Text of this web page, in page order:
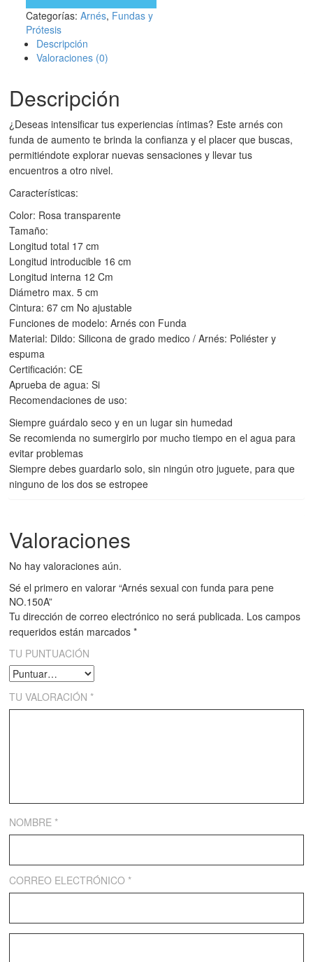
Categorías: Arnés, Fundas y
Prótesis
Descripción
Valoraciones (0)
Descripción
¿Deseas intensificar tus experiencias íntimas? Este arnés con
funda de aumento te brinda la confianza y el placer que buscas,
permitiéndote explorar nuevas sensaciones y llevar tus
encuentros a otro nivel.
Características:
Color: Rosa transparente
Tamaño:
Longitud total 17 cm
Longitud introducible 16 cm
Longitud interna 12 Cm
Diámetro max. 5 cm
Cintura: 67 cm No ajustable
Funciones de modelo: Arnés con Funda
Material: Dildo: Silicona de grado medico / Arnés: Poliéster y
espuma
Certificación: CE
Aprueba de agua: Si
Recomendaciones de uso:
Siempre guárdalo seco y en un lugar sin humedad
Se recomienda no sumergirlo por mucho tiempo en el agua para
evitar problemas
Siempre debes guardarlo solo, sin ningún otro juguete, para que
ninguno de los dos se estropee
Valoraciones
No hay valoraciones aún.
Sé el primero en valorar “Arnés sexual con funda para pene
NO.150A”
Tu dirección de correo electrónico no será publicada. Los campos
requeridos están marcados *
TU PUNTUACIÓN
TU VALORACIÓN *
NOMBRE *
CORREO ELECTRÓNICO *